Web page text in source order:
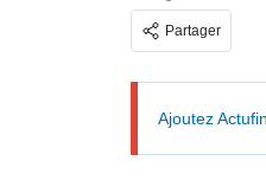
Partager
Ajoutez